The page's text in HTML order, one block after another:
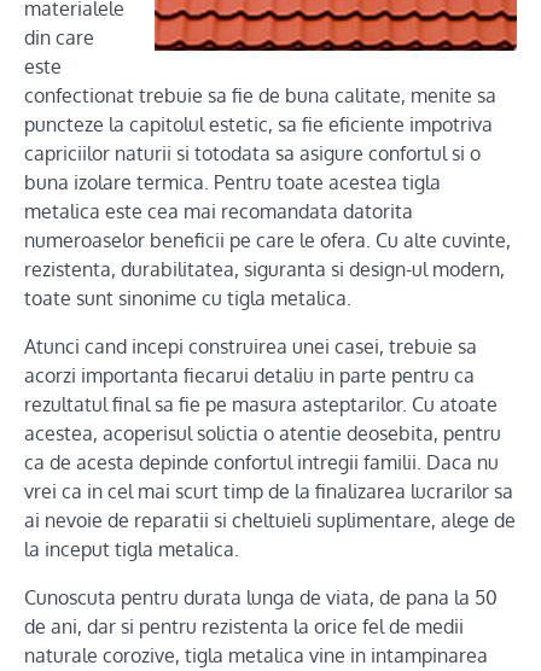
materialele
din care
este
confectionat trebuie sa fie de buna calitate, menite sa
puncteze la capitolul estetic, sa fie eficiente impotriva
capriciilor naturii si totodata sa asigure confortul si o
buna izolare termica. Pentru toate acestea tigla
metalica este cea mai recomandata datorita
numeroaselor beneficii pe care le ofera. Cu alte cuvinte,
rezistenta, durabilitatea, siguranta si design-ul modern,
toate sunt sinonime cu tigla metalica.
Atunci cand incepi construirea unei casei, trebuie sa
acorzi importanta fiecarui detaliu in parte pentru ca
rezultatul final sa fie pe masura asteptarilor. Cu atoate
acestea, acoperisul solictia o atentie deosebita, pentru
ca de acesta depinde confortul intregii familii. Daca nu
vrei ca in cel mai scurt timp de la finalizarea lucrarilor sa
ai nevoie de reparatii si cheltuieli suplimentare, alege de
la inceput tigla metalica.
Cunoscuta pentru durata lunga de viata, de pana la 50
de ani, dar si pentru rezistenta la orice fel de medii
naturale corozive, tigla metalica vine in intampinarea